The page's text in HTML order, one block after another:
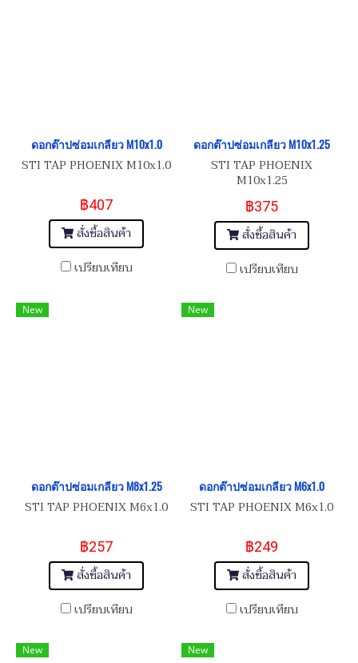
ดอกต๊าปซ่อมเกลียว M10x1.0
STI TAP PHOENIX M10x1.0
฿407
สั่งซื้อสินค้า
เปรียบเทียบ
ดอกต๊าปซ่อมเกลียว M10x1.25
STI TAP PHOENIX
M10x1.25
฿375
สั่งซื้อสินค้า
เปรียบเทียบ
New
ดอกต๊าปซ่อมเกลียว M8x1.25
STI TAP PHOENIX M6x1.0
฿257
สั่งซื้อสินค้า
เปรียบเทียบ
New
ดอกต๊าปซ่อมเกลียว M6x1.0
STI TAP PHOENIX M6x1.0
฿249
สั่งซื้อสินค้า
เปรียบเทียบ
New New